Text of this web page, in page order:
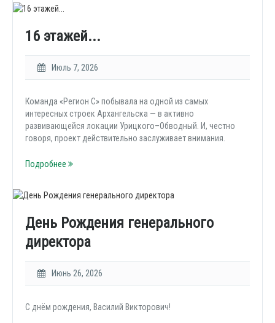
16 этажей...
Июль 7, 2026
Команда «Регион С» побывала на одной из самых
интересных строек Архангельска — в активно
развивающейся локации Урицкого–Обводный. И, честно
говоря, проект действительно заслуживает внимания.
Подробнее
День Рождения генерального
директора
Июнь 26, 2026
С днём рождения, Василий Викторович!